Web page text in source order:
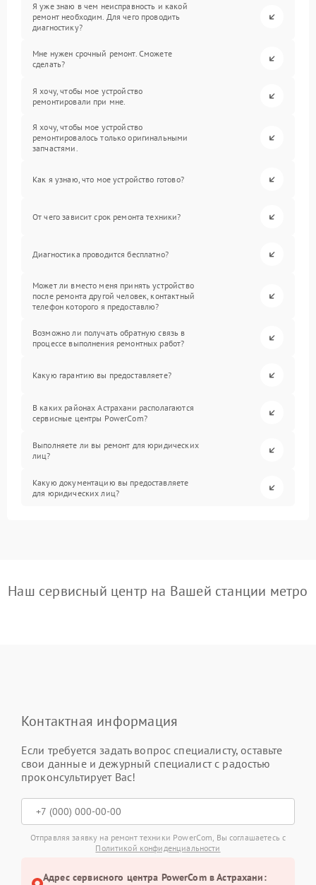
Я уже знаю в чем неисправность и какой
ремонт необходим. Для чего проводить
диагностику?
Мне нужен срочный ремонт. Сможете
сделать?
Я хочу, чтобы мое устройство
ремонтировали при мне.
Я хочу, чтобы мое устройство
ремонтировалось только оригинальными
запчастями.
Как я узнаю, что мое устройство готово?
От чего зависит срок ремонта техники?
Диагностика проводится бесплатно?
Может ли вместо меня принять устройство
после ремонта другой человек, контактный
телефон которого я предоставлю?
Возможно ли получать обратную связь в
процессе выполнения ремонтных работ?
Какую гарантию вы предоставляете?
В каких районах Астрахани располагаются
сервисные центры PowerCom?
Выполняете ли вы ремонт для юридических
лиц?
Какую документацию вы предоставляете
для юридических лиц?
Наш сервисный центр на Вашей станции метро
Контактная информация
Если требуется задать вопрос специалисту, оставьте
свои данные и дежурный специалист с радостью
проконсультирует Вас!
Отправляя заявку на ремонт техники PowerCom, Вы соглашаетесь с
Политикой конфиденциальности
Адрес сервисного центра PowerCom в Астрахани: